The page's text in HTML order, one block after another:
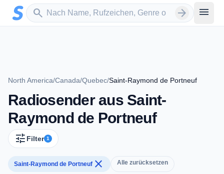
Zum Hauptinhalt springen
search
Sender suchen arrow_forward menu
North America/Canada/Quebec/Saint-Raymond de Portneuf
Radiosender aus Saint-
Raymond de Portneuf
tune Filter 1
Saint-Raymond de Portneuf close Alle zurücksetzen